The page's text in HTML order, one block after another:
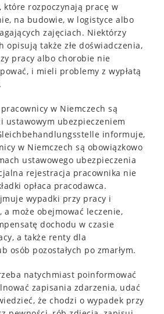
które rozpoczynają pracę w
na budowie, w logistyce albo
zajęciach. Niektórzy
opisują także złe doświadczenia,
pracy albo chorobie nie
i mieli problemy z wypłatą
w Niemczech są
ustawowym ubezpieczeniem
informuje,
w Niemczech są obowiązkowo
ustawowego ubezpieczenia
rejestracja pracownika nie
opłaca pracodawca.
wypadki przy pracy i
a może obejmować leczenie,
dochodu w czasie
a także renty dla
osób pozostałych po zmarłym.
natychmiast poinformować
zapisania zdarzenia, udać
że chodzi o wypadek przy